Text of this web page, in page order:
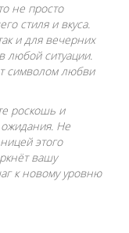
не просто
стиля и вкуса.
и для вечерних
любой ситуации.
символом любви
роскошь и
Не
этого
вашу
к новому уровню